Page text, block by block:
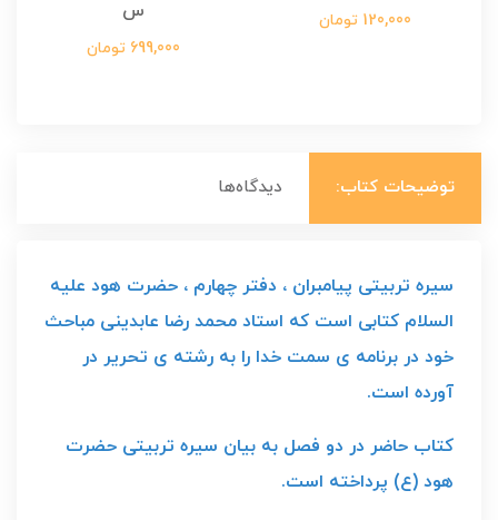
120,000 تومان
س
699,000 تومان
توضیحات کتاب: دیدگاه‌ها
سیره تربیتی پیامبران ، دفتر چهارم ، حضرت هود علیه
السلام کتابی است که استاد محمد رضا عابدینی مباحث
خود در برنامه ی سمت خدا را به رشته ی تحریر در
آورده است.
کتاب حاضر در دو فصل به بیان سیره تربیتی حضرت
هود (ع) پرداخته است.